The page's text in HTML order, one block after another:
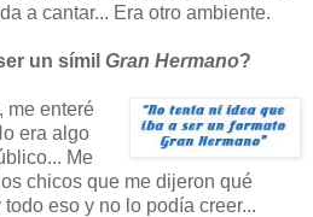
a cantar... Era otro ambiente.
un símil Gran Hermano?
me enteré
era algo
Me
chicos que me dijeron qué
eso y no lo podía creer...